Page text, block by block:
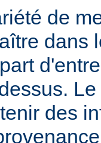
de
dans
des